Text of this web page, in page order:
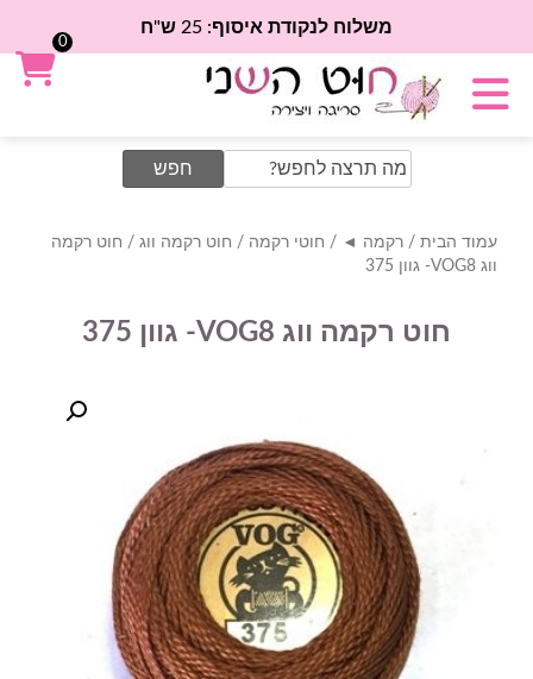
משלוח לנקודת איסוף: 25 ש"ח
Search
for:
עמוד הבית / רקמה ◄ / חוטי רקמה / חוט רקמה ווג / חוט רקמה
ווג VOG8- גוון 375
חוט רקמה ווג VOG8- גוון 375
0